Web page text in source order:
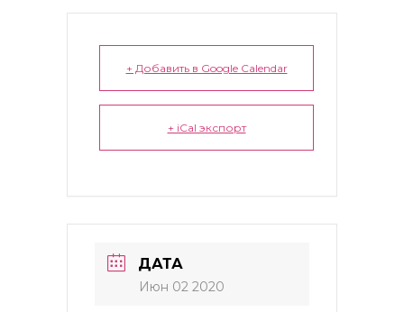
+ Добавить в Google Calendar
+ iCal экспорт
ДАТА
Июн 02 2020